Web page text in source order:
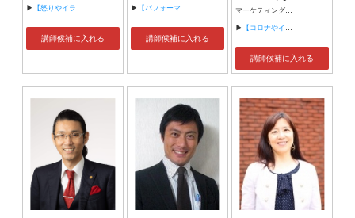
▶ 【怒りやイライラの感情とうまく付き合うアンガーマネジメント】
講師候補に入れる
▶ 【パフォーマンス向上のための睡眠改善】
講師候補に入れる
マーケティングコンサルタント まちづくりアドバイザー
▶ 【コロナやインフレなんかに負けてたまるか！ 《ウィズコロナ時代を勝ち抜く実践マーケティング塾》】
講師候補に入れる